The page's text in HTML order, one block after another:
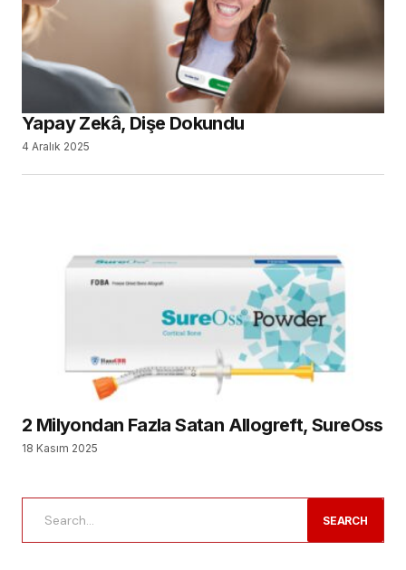
Yapay Zekâ, Dişe Dokundu
4 Aralık 2025
2 Milyondan Fazla Satan Allogreft, SureOss
18 Kasım 2025
SEARCH